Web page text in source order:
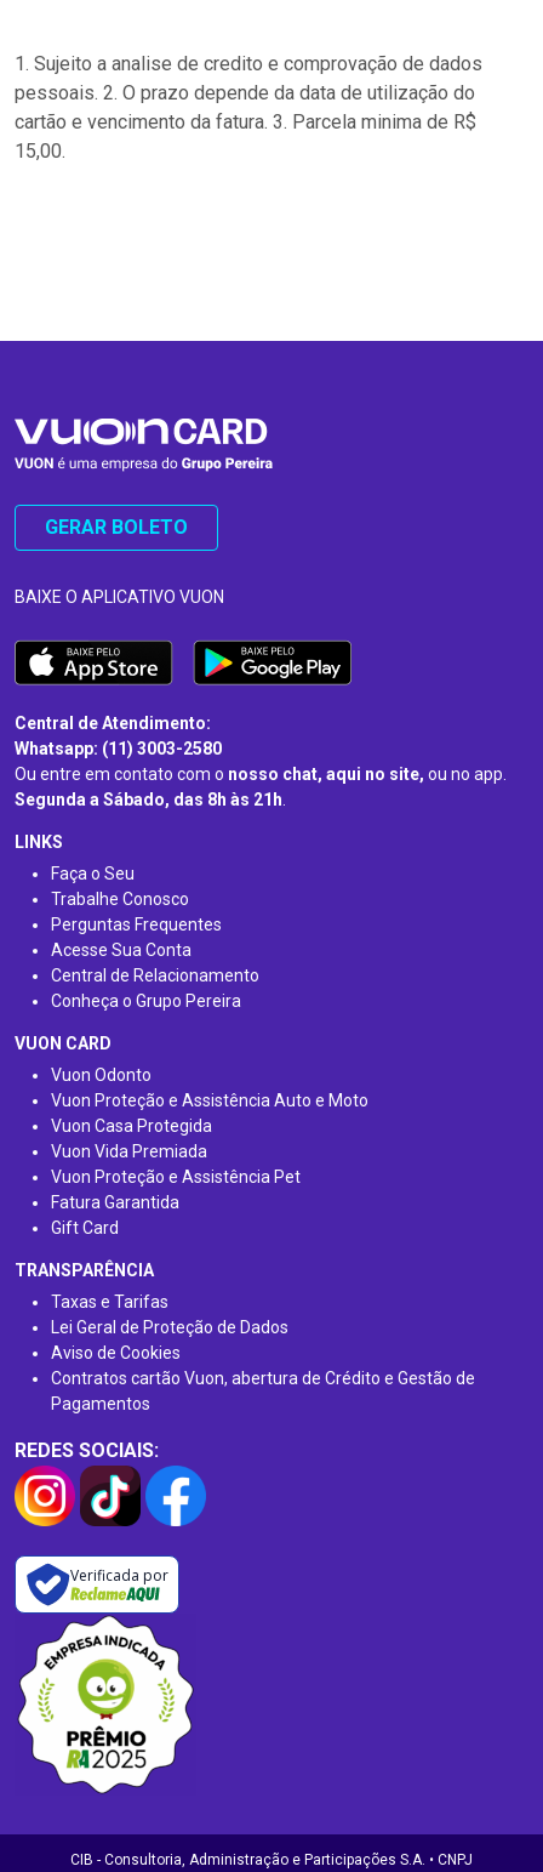
1. Sujeito a analise de credito e comprovação de dados
pessoais. 2. O prazo depende da data de utilização do
cartão e vencimento da fatura. 3. Parcela minima de R$
15,00.
GERAR BOLETO
BAIXE O APLICATIVO VUON
Central de Atendimento:
Whatsapp: (11) 3003-2580
Ou entre em contato com o nosso chat, aqui no site, ou no app.
Segunda a Sábado, das 8h às 21h.
LINKS
Faça o Seu
Trabalhe Conosco
Perguntas Frequentes
Acesse Sua Conta
Central de Relacionamento
Conheça o Grupo Pereira
VUON CARD
Vuon Odonto
Vuon Proteção e Assistência Auto e Moto
Vuon Casa Protegida
Vuon Vida Premiada
Vuon Proteção e Assistência Pet
Fatura Garantida
Gift Card
TRANSPARÊNCIA
Taxas e Tarifas
Lei Geral de Proteção de Dados
Aviso de Cookies
Contratos cartão Vuon, abertura de Crédito e Gestão de
Pagamentos
REDES SOCIAIS:
Verificada por
CIB - Consultoria, Administração e Participações S.A. • CNPJ